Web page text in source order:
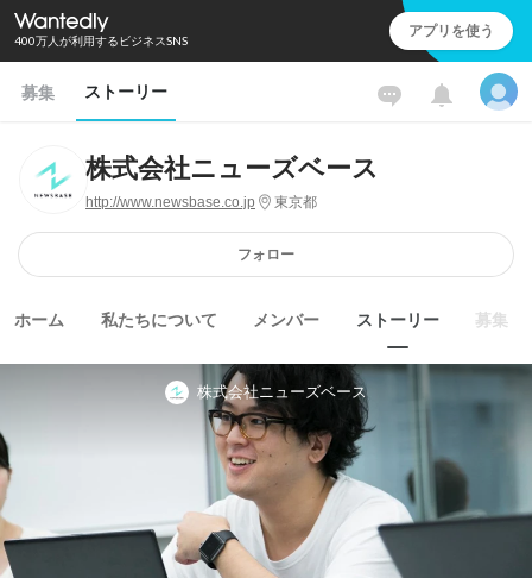
400万人が利用するビジネスSNS アプリを使う
募集 ストーリー
株式会社ニューズベース
http://www.newsbase.co.jp 東京都
フォロー
ホーム 私たちについて メンバー ストーリー 募集
株式会社ニューズベース